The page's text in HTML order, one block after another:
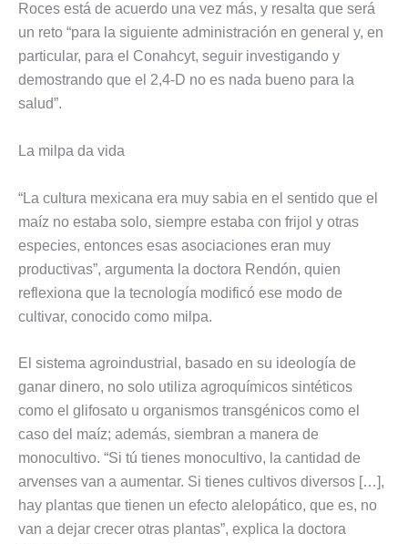
Roces está de acuerdo una vez más, y resalta que será
un reto “para la siguiente administración en general y, en
particular, para el Conahcyt, seguir investigando y
demostrando que el 2,4-D no es nada bueno para la
salud”.
La milpa da vida
“La cultura mexicana era muy sabia en el sentido que el
maíz no estaba solo, siempre estaba con frijol y otras
especies, entonces esas asociaciones eran muy
productivas”, argumenta la doctora Rendón, quien
reflexiona que la tecnología modificó ese modo de
cultivar, conocido como milpa.
El sistema agroindustrial, basado en su ideología de
ganar dinero, no solo utiliza agroquímicos sintéticos
como el glifosato u organismos transgénicos como el
caso del maíz; además, siembran a manera de
monocultivo. “Si tú tienes monocultivo, la cantidad de
arvenses van a aumentar. Si tienes cultivos diversos […],
hay plantas que tienen un efecto alelopático, que es, no
van a dejar crecer otras plantas”, explica la doctora